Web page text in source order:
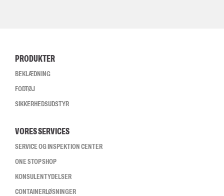
PRODUKTER
BEKLÆDNING
FODTØJ
SIKKERHEDSUDSTYR
VORES SERVICES
SERVICE OG INSPEKTION CENTER
ONE STOP SHOP
KONSULENTYDELSER
CONTAINERLØSNINGER